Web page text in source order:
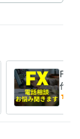
FX
作っ
相談